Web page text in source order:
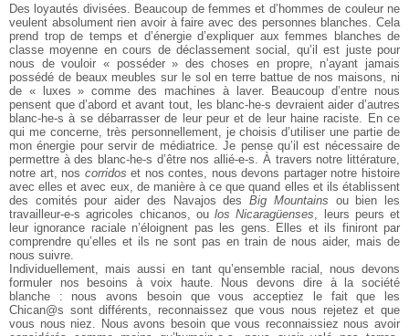
Des loyautés divisées. Beaucoup de femmes et d’hommes de couleur ne
veulent absolument rien avoir à faire avec des personnes blanches. Cela
prend trop de temps et d’énergie d’expliquer aux femmes blanches de
classe moyenne en cours de déclassement social, qu’il est juste pour
nous de vouloir « posséder » des choses en propre, n’ayant jamais
possédé de beaux meubles sur le sol en terre battue de nos maisons, ni
de « luxes » comme des machines à laver. Beaucoup d’entre nous
pensent que d’abord et avant tout, les blanc-he-s devraient aider d’autres
blanc-he-s à se débarrasser de leur peur et de leur haine raciste. En ce
qui me concerne, très personnellement, je choisis d’utiliser une partie de
mon énergie pour servir de médiatrice. Je pense qu’il est nécessaire de
permettre à des blanc-he-s d’être nos allié-e-s. À travers notre littérature,
notre art, nos corridos et nos contes, nous devons partager notre histoire
avec elles et avec eux, de manière à ce que quand elles et ils établissent
des comités pour aider des Navajos desBig Mountains ou bien les
travailleur-e-s agricoles chicanos, ou los Nicaragüenses , leurs peurs et
leur ignorance raciale n’éloignent pas les gens. Elles et ils finiront par
comprendre qu’elles et ils ne sont pas en train de nous aider, mais de
nous suivre.
Individuellement, mais aussi en tant qu’ensemble racial, nous devons
formuler nos besoins à voix haute. Nous devons dire à la société
blanche : nous avons besoin que vous acceptiez le fait que les
Chican@s sont différents, reconnaissez que vous nous rejetez et que
vous nous niez. Nous avons besoin que vous reconnaissiez nous avoir